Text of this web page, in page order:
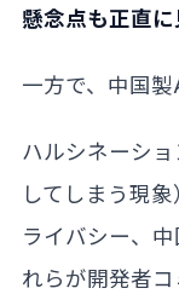
懸念点も正直
一方で、中国製
ハルシネーシ
してしまう現
ライバシー、
れらが開発者コ